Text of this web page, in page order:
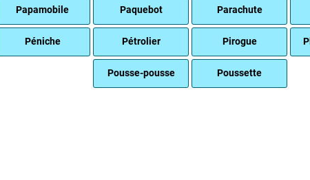
Papamobile Paquebot Parachute
Péniche Pétrolier Pirogue
Pousse-pousse Poussette